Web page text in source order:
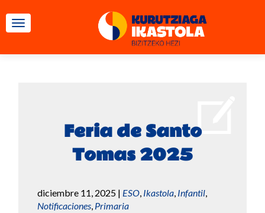
CAMBIAR NAVEGACIÓN
Feria de Santo
Tomas 2025
diciembre 11, 2025 | ESO, Ikastola, Infantil,
Notificaciones, Primaria